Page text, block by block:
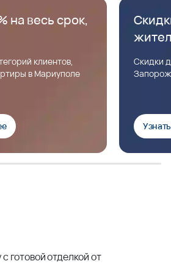
на весь срок,
клиентов,
в Мариуполе
Скидки
готовой отделкой от